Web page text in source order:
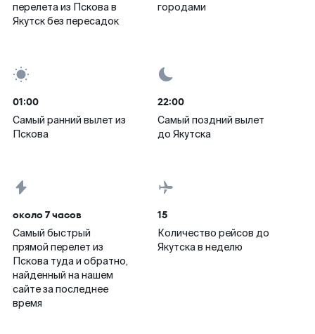
перелета из Пскова в
Якутск без пересадок
городами
01:00
Самый ранний вылет из
Пскова
22:00
Самый поздний вылет
до Якутска
около 7 часов
Самый быстрый
прямой перелет из
Пскова туда и обратно,
найденный на нашем
сайте за последнее
время
15
Количество рейсов до
Якутска в неделю